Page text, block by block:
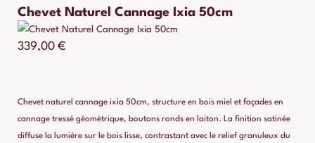
Chevet Naturel Cannage Ixia 50cm
339,00 €
Chevet naturel cannage ixia 50cm, structure en bois miel et façades en
cannage tressé géométrique, boutons ronds en laiton. La finition satinée
diffuse la lumière sur le bois lisse, contrastant avec le relief granuleux du